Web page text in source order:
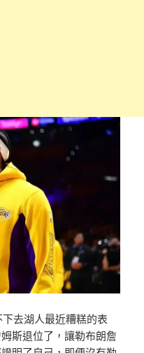
去湖人最近糟糕的表
斯退位了，讓勒布朗詹